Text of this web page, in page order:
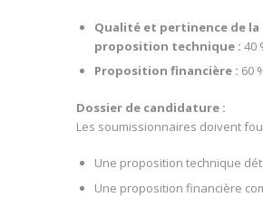
Qualité et pertinence de la
proposition technique : 40
Proposition financière : 60
Dossier de candidature :
Les soumissionnaires doivent
Une proposition technique
Une proposition financière